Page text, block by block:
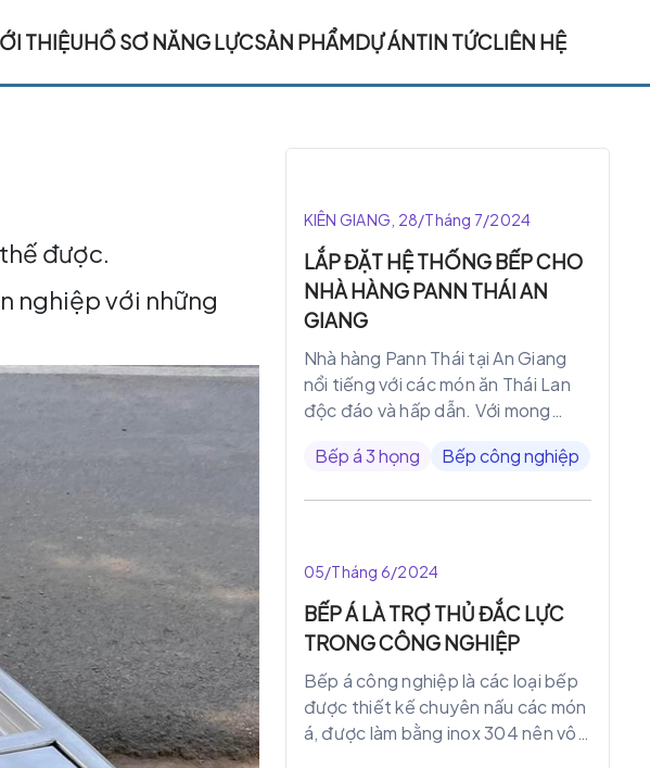
THIỆUHỒ SƠ NĂNG LỰCSẢN PHẨMDỰ ÁNTIN TỨCLIÊN HỆ
được.
nghiệp với những
KIÊN GIANG, 28/Tháng 7/2024
LẮP ĐẶT HỆ THỐNG BẾP CHO
NHÀ HÀNG PANN THÁI AN
GIANG
Nhà hàng Pann Thái tại An Giang
nổi tiếng với các món ăn Thái Lan
độc đáo và hấp dẫn. Với mong
và trải nghiệm ẩm thực cho khách
Bếp á 3 họng Bếp công nghiệp
05/Tháng 6/2024
BẾP Á LÀ TRỢ THỦ ĐẮC LỰC
TRONG CÔNG NGHIỆP
Bếp á công nghiệp là các loại bếp
được thiết kế chuyên nấu các món
á, được làm bằng inox 304 nên vô